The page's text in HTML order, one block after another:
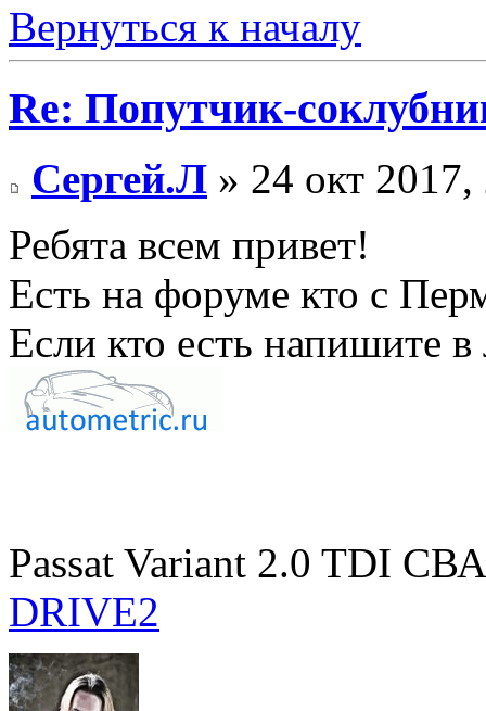
Вернуться к началу
Re: Попутчик-
Сергей.Л » 24 окт
Ребята всем привет!
Есть на форуме кто с
Если кто есть напишите
Passat Variant 2.0 TDI
DRIVE2